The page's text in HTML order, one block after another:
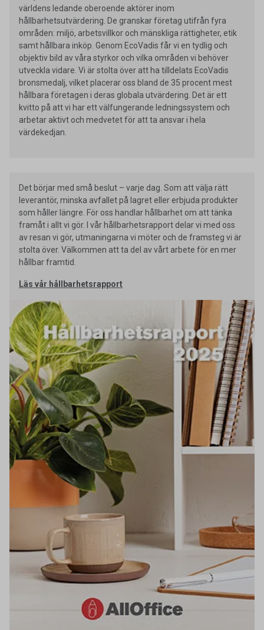
världens ledande oberoende aktörer inom
hållbarhetsutvärdering. De granskar företag utifrån fyra
områden: miljö, arbetsvillkor och mänskliga rättigheter, etik
samt hållbara inköp. Genom EcoVadis får vi en tydlig och
objektiv bild av våra styrkor och vilka områden vi behöver
utveckla vidare. Vi är stolta över att ha tilldelats EcoVadis
bronsmedalj, vilket placerar oss bland de 35 procent mest
hållbara företagen i deras globala utvärdering. Det är ett
kvitto på att vi har ett välfungerande ledningssystem och
arbetar aktivt och medvetet för att ta ansvar i hela
värdekedjan.
Det börjar med små beslut – varje dag. Som att välja rätt
leverantör, minska avfallet på lagret eller erbjuda produkter
som håller längre. För oss handlar hållbarhet om att tänka
framåt i allt vi gör. I vår hållbarhetsrapport delar vi med oss
av resan vi gör, utmaningarna vi möter och de framsteg vi är
stolta över. Välkommen att ta del av vårt arbete för en mer
hållbar framtid.
Läs vår hållbarhetsrapport